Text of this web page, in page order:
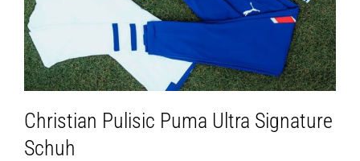
Christian Pulisic Puma Ultra Signature
Schuh